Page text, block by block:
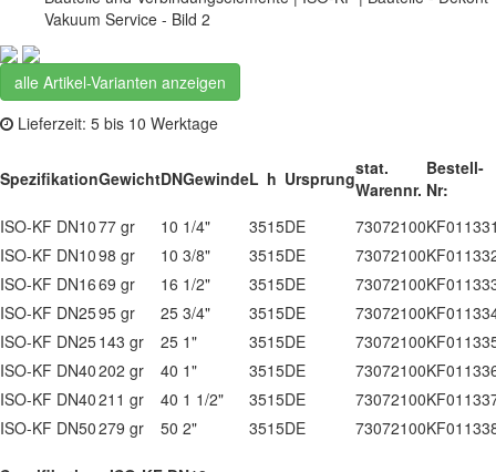
alle Artikel-Varianten anzeigen
Lieferzeit: 5 bis 10 Werktage
SpezifikationGewichtDNGewindeL h Ursprungstat.
Warennr.
Bestell-
Nr:
ISO-KF DN1077 gr 10 1/4" 3515DE 73072100
ISO-KF DN1098 gr 10 3/8" 3515DE 73072100
ISO-KF DN1669 gr 16 1/2" 3515DE 73072100
ISO-KF DN2595 gr 25 3/4" 3515DE 73072100
ISO-KF DN25143 gr 25 1" 3515DE 73072100
ISO-KF DN40202 gr 40 1" 3515DE 73072100
ISO-KF DN40211 gr 40 1 1/2" 3515DE 73072100
ISO-KF DN50279 gr 50 2" 3515DE 73072100